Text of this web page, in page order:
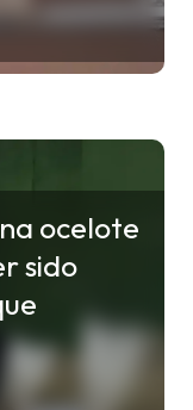
ocelote
sido